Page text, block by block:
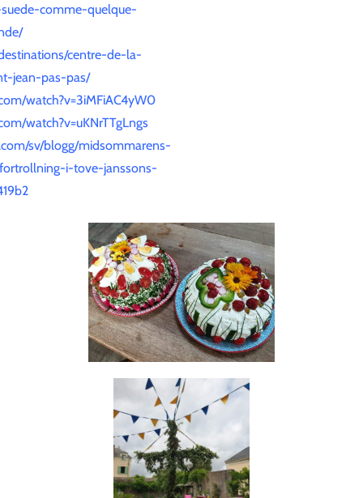
comme-quelque-
centre-de-la-
jean-pas-pas/
watch?v=3iMFiAC4yW0
watch?v=uKNrTTgLngs
sv/blogg/midsommarens-
i-tove-janssons-